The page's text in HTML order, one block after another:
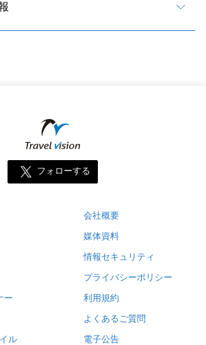
フォローする
ー
ル
会社概要
媒体資料
情報セキュリティ
プライバシーポリシー
利用規約
よくあるご質問
電子公告